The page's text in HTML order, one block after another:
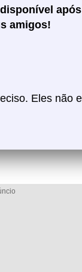
amigos!
Eles não